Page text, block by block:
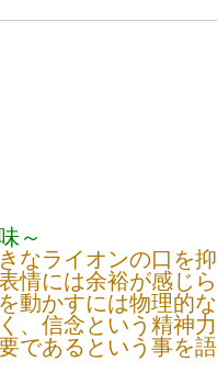
～
なライオンの口を抑
情には余裕が感じら
動かすには物理的な
、信念という精神力
であるという事を語